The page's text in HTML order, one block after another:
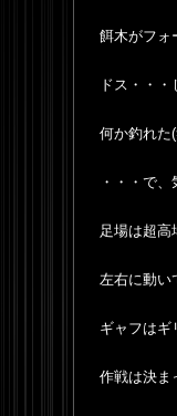
餌木がフォ
ドス・・
何か釣れた(
・・・で、
足場は超高
左右に動い
ギャフはギ
作戦は決ま